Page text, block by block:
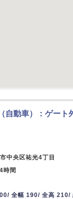
自動車）：ゲート
中央区祐光4丁目
時間
全幅 190/ 全高 210/